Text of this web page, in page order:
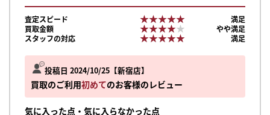
投稿日 2024/10/25 新宿店
買取のご利用初めてのお客様のレビュー
気に入った点・気に入らなかった点
査定スピード ★★★★★
★★★★★
満足
買取金額
★★★★★
★★★★★
やや満足
スタッフの対応
★★★★★
★★★★★ 満足
まずは
かんたん30秒でお試し査定